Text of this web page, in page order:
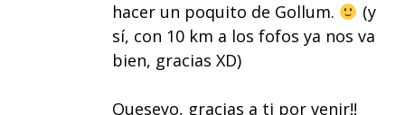
hacer un poquito de Gollum.
(y
sí, con 10 km a los fofos ya nos va
bien, gracias XD)
Queseyo, gracias a ti por venir!!